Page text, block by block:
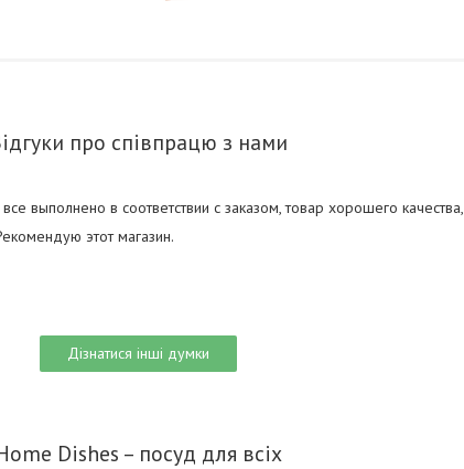
про співпрацю з нами
выполнено в соответствии с заказом, товар хорошего качества,
этот магазин.
Дізнатися інші думки
Dishes – посуд для всіх